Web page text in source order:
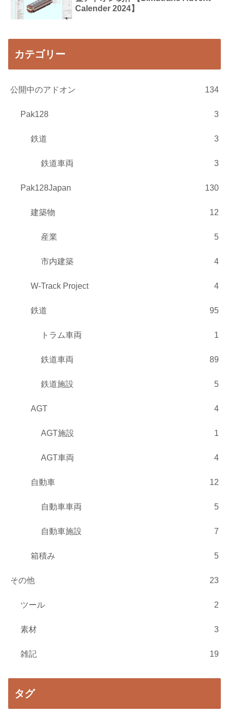
Calender 2024】
カテゴリー
公開中のアドオン 134
Pak128 3
鉄道 3
鉄道車両 3
Pak128Japan 130
建築物 12
産業 5
市内建築 4
W-Track Project 4
鉄道 95
トラム車両 1
鉄道車両 89
鉄道施設 5
AGT 4
AGT施設 1
AGT車両 4
自動車 12
自動車車両 5
自動車施設 7
箱積み 5
その他 23
ツール 2
素材 3
雑記 19
タグ